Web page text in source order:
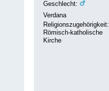
Geschlecht:
Verdana
Religionszugehörigkeit:
Römisch-katholische
Kirche